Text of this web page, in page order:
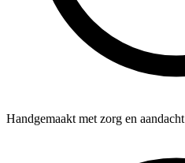
Handgemaakt met zorg en aandacht